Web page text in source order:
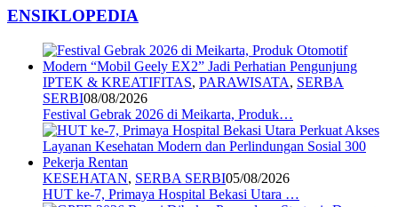
ENSIKLOPEDIA
IPTEK & KREATIFITAS, PARAWISATA, SERBA
SERBI08/08/2026
Festival Gebrak 2026 di Meikarta, Produk…
KESEHATAN, SERBA SERBI05/08/2026
HUT ke-7, Primaya Hospital Bekasi Utara …